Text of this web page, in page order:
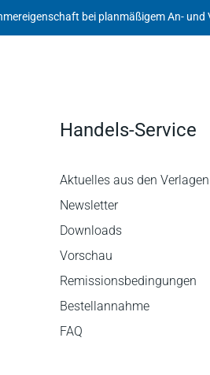
Handels-Service
Aktuelles aus den Verlagen
Newsletter
Downloads
Vorschau
Remissionsbedingungen
Bestellannahme
FAQ